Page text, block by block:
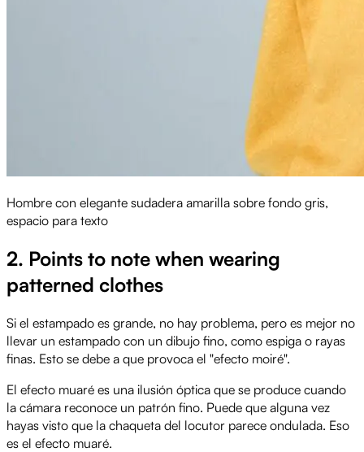
Hombre con elegante sudadera amarilla sobre fondo gris,
espacio para texto
2. Points to note when wearing
patterned clothes
Si el estampado es grande, no hay problema, pero es mejor no
llevar un estampado con un dibujo fino, como espiga o rayas
finas. Esto se debe a que provoca el "efecto moiré".
El efecto muaré es una ilusión óptica que se produce cuando
la cámara reconoce un patrón fino. Puede que alguna vez
hayas visto que la chaqueta del locutor parece ondulada. Eso
es el efecto muaré.